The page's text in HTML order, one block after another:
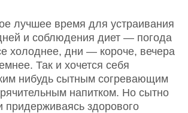
лучшее время для устраивания
и соблюдения диет — погода
холоднее, дни — короче, вечера
Так и хочется себя
нибудь сытным согревающим
напитком. Но сытно
придерживаясь здорового